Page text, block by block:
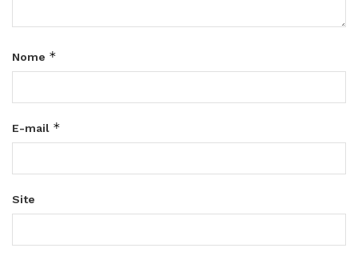
Nome *
E-mail *
Site